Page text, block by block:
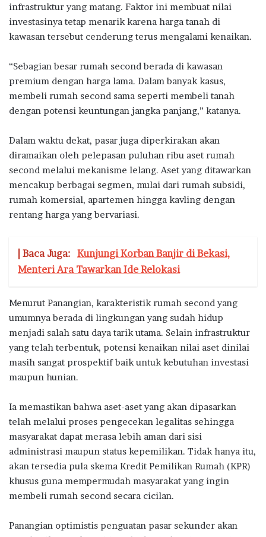
infrastruktur yang matang. Faktor ini membuat nilai
investasinya tetap menarik karena harga tanah di
kawasan tersebut cenderung terus mengalami kenaikan.
“Sebagian besar rumah second berada di kawasan
premium dengan harga lama. Dalam banyak kasus,
membeli rumah second sama seperti membeli tanah
dengan potensi keuntungan jangka panjang,” katanya.
Dalam waktu dekat, pasar juga diperkirakan akan
diramaikan oleh pelepasan puluhan ribu aset rumah
second melalui mekanisme lelang. Aset yang ditawarkan
mencakup berbagai segmen, mulai dari rumah subsidi,
rumah komersial, apartemen hingga kavling dengan
rentang harga yang bervariasi.
| Baca Juga: Kunjungi Korban Banjir di Bekasi,
Menteri Ara Tawarkan Ide Relokasi
Menurut Panangian, karakteristik rumah second yang
umumnya berada di lingkungan yang sudah hidup
menjadi salah satu daya tarik utama. Selain infrastruktur
yang telah terbentuk, potensi kenaikan nilai aset dinilai
masih sangat prospektif baik untuk kebutuhan investasi
maupun hunian.
Ia memastikan bahwa aset-aset yang akan dipasarkan
telah melalui proses pengecekan legalitas sehingga
masyarakat dapat merasa lebih aman dari sisi
administrasi maupun status kepemilikan. Tidak hanya itu,
akan tersedia pula skema Kredit Pemilikan Rumah (KPR)
khusus guna mempermudah masyarakat yang ingin
membeli rumah second secara cicilan.
Panangian optimistis penguatan pasar sekunder akan